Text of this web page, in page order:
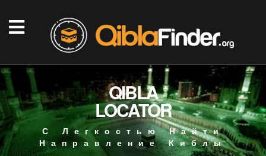
QIBLA
LOCATOR
С Легкостью Найти
Направление Киблы